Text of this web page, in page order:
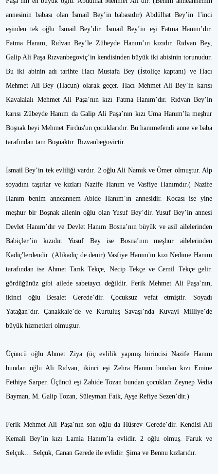
annesinin babası olan İsmail Bey’in babasıdır) Abdülhat Bey’in 1'inci
eşinden tek oğlu İsmail Bey’dir. İsmail Bey’in eşi Fatma Hanım’dır.
Fatma Hanım, Rıdvan Bey’le Zübeyde Hanım’ın kızıdır. Rıdvan Bey,
Galip Ali Paşa Rızvanbegoviç’in kendisinden büyük iki abisinin torunudur.
Bu iki abinin adı tarihte Hacı Mustafa Bey (İstoliçe kaptanı) ve Hacı
Mehmet Ali Bey (Hacun) olarak geçer. Hacı Mehmet Ali Bey’in karısı
Kavalalalı Mehmet Ali Paşa’nın kızı Fatma Hanım’dır. Rıdvan Bey’in
karısı Zübeyde Hanım da Galip Ali Paşa’nın kızı Uma Hanım’la meşhur
Boşnak beyi Mehmet Firdus'un çocuklarıdır. Bu hanımefendi anne ve baba
tarafından tam Boşnaktır. Rızvanbegovictir.
İsmail Bey’in tek evliliği vardır. 2 oğlu Ali Namık ve Ömer olmuştur. Alp
soyadını taşırlar ve kızları Nazife Hanım ve Vasfiye Hanımdır.( Nazife
Hanım benim anneannem Abide Hanım’ın annesidir. Kocası ise yine
meşhur bir Boşnak ailenin oğlu olan Yusuf Bey’dir. Yusuf Bey’in annesi
Devlet Hanım’dır ve Devlet Hanım Bosna’nın büyük ve asil ailelerinden
Babiçler’in kızıdır. Yusuf Bey ise Bosna’nın meşhur ailelerinden
Kadiç'lerdendir. (Alikadiç de denir) Vasfiye Hanım'ın kızı Nedime Hanım
tarafından ise Ahmet Tarık Tekçe, Necip Tekçe ve Cemil Tekçe gelir.
gördüğünüz gibi ailede sabetaycı değildir. Ferik Mehmet Ali Paşa’nın,
ikinci oğlu Besalet Gerede’dir. Çocuksuz vefat etmiştir. Soyadı
Yatağan’dır. Çanakkale’de ve Kurtuluş Savaşı’nda Kuvayi Milliye’de
büyük hizmetleri olmuştur.
Üçüncü oğlu Ahmet Ziya (üç evlilik yapmış birincisi Nazife Hanım
bundan oğlu Ali Rıdvan, ikinci eşi Zehra Hanım bundan kızı Emine
Fethiye Sarper. Üçüncü eşi Zahide Tozan bundan çocukları Zeynep Vedia
Bayman, M. Galip Tozan, Süleyman Faik, Ayşe Refiye Sezen’dir.)
Ferik Mehmet Ali Paşa’nın son oğlu da Hüsrev Gerede’dir. Kendisi Ali
Kemali Bey’in kızı Lamia Hanım’la evlidir. 2 oğlu olmuş. Faruk ve
Selçuk… Selçuk, Canan Gerede ile evlidir. Şima ve Bennu kızlarıdır.